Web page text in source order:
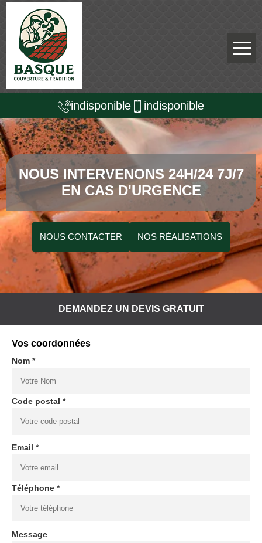
indisponible indisponible
NOUS INTERVENONS 24H/24 7J/7
EN CAS D'URGENCE
NOUS CONTACTER NOS RÉALISATIONS
DEMANDEZ UN DEVIS GRATUIT
Vos coordonnées
Nom *
Code postal *
Email *
Téléphone *
Message